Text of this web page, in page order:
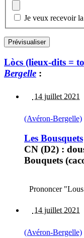
Je veux recevoir
Lòcs (lieux-dits =
Bergelle :
14 juillet 2021
(Avéron-Bergelle)
Les Bousquets
CN (D2) :
Bouquets
Prononcer
14 juillet 2021
(Avéron-Bergelle)